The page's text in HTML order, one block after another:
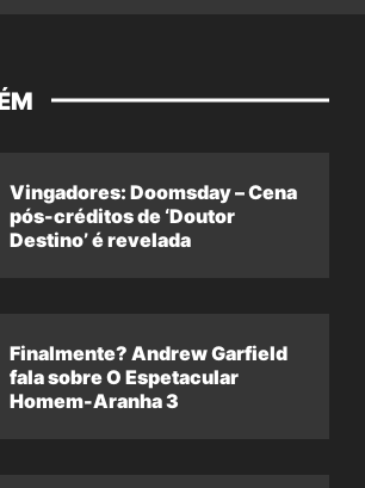
Vingadores: Doomsday – Cena
pós-créditos de ‘Doutor
Destino’ é revelada
Finalmente? Andrew Garfield
fala sobre O Espetacular
Homem-Aranha 3